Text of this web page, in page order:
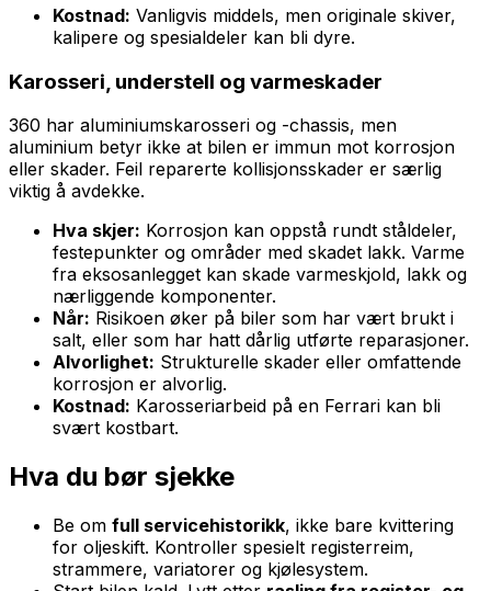
Kostnad: Vanligvis middels, men originale skiver,
kalipere og spesialdeler kan bli dyre.
Karosseri, understell og varmeskader
360 har aluminiumskarosseri og -chassis, men
aluminium betyr ikke at bilen er immun mot korrosjon
eller skader. Feil reparerte kollisjonsskader er særlig
viktig å avdekke.
Hva skjer: Korrosjon kan oppstå rundt ståldeler,
festepunkter og områder med skadet lakk. Varme
fra eksosanlegget kan skade varmeskjold, lakk og
nærliggende komponenter.
Når: Risikoen øker på biler som har vært brukt i
salt, eller som har hatt dårlig utførte reparasjoner.
Alvorlighet: Strukturelle skader eller omfattende
korrosjon er alvorlig.
Kostnad: Karosseriarbeid på en Ferrari kan bli
svært kostbart.
Hva du bør sjekke
Be om full servicehistorikk, ikke bare kvittering
for oljeskift. Kontroller spesielt registerreim,
strammere, variatorer og kjølesystem.